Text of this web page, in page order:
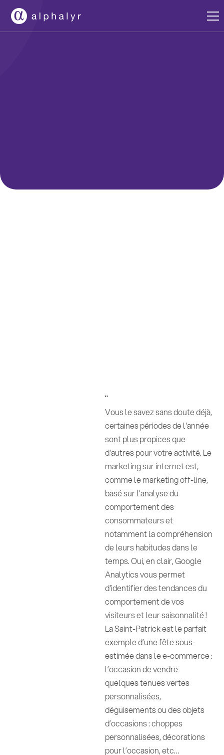
"
Vous le savez sans doute déjà,
certaines périodes de l'année
sont plus propices que
d'autres pour votre activité. Le
marketing sur internet est,
comme le marketing off-line,
basé sur l’analyse du
comportement des
consommateurs et
notamment la compréhension
de leurs habitudes dans le
temps. Oui, en clair, Google
Analytics vous permet
d'identifier des tendances du
comportement de vos
visiteurs et leur saisonnalité !
La Saint-Patrick est le parfait
exemple d’une fête sous-
estimée dans le e-commerce :
l’occasion de vendre
quelques tenues vertes
personnalisées,
déguisements ou des objets
d’occasions : choppes
personnalisées, décorations
pour l’occasion, etc…